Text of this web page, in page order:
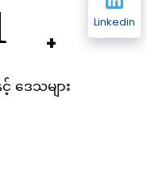
ဒေသများ
Linkedin